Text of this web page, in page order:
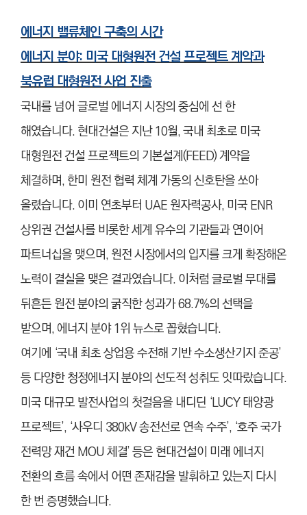
에너지 밸류체인 구축의 시간
에너지 분야: 미국 대형원전 건설 프로젝트 계약과
북유럽 대형원전 사업 진출
국내를 넘어 글로벌 에너지 시장의 중심에 선 한
해였습니다. 현대건설은 지난 10월, 국내 최초로 미국
대형원전 건설 프로젝트의 기본설계(FEED) 계약을
체결하며, 한미 원전 협력 체계 가동의 신호탄을 쏘아
올렸습니다. 이미 연초부터 UAE 원자력공사, 미국 ENR
상위권 건설사를 비롯한 세계 유수의 기관들과 연이어
파트너십을 맺으며, 원전 시장에서의 입지를 크게 확장해온
노력이 결실을 맺은 결과였습니다. 이처럼 글로벌 무대를
뒤흔든 원전 분야의 굵직한 성과가 68.7%의 선택을
받으며, 에너지 분야 1위 뉴스로 꼽혔습니다.
여기에 ‘국내 최초 상업용 수전해 기반 수소생산기지 준공’
등 다양한 청정에너지 분야의 선도적 성취도 잇따랐습니다.
미국 대규모 발전사업의 첫걸음을 내디딘 ‘LUCY 태양광
프로젝트’, ‘사우디 380kV 송전선로 연속 수주’, ‘호주 국가
전력망 재건 MOU 체결’ 등은 현대건설이 미래 에너지
전환의 흐름 속에서 어떤 존재감을 발휘하고 있는지 다시
한 번 증명했습니다.